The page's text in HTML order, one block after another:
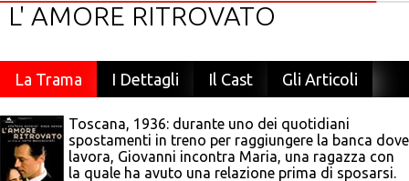
L' AMORE RITROVATO
La Trama I Dettagli Il Cast Gli Articoli
Toscana, 1936: durante uno dei quotidiani
spostamenti in treno per raggiungere la banca dove
lavora, Giovanni incontra Maria, una ragazza con
la quale ha avuto una relazione prima di sposarsi.